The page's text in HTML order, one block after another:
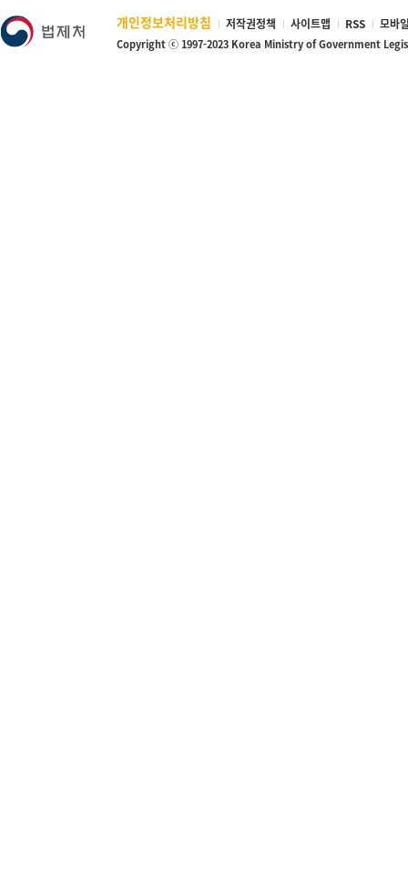
개인정보처리방침 저작권정책 사이트맵 RSS 모바
Copyright ⓒ 1997-2023 Korea Ministry of Government